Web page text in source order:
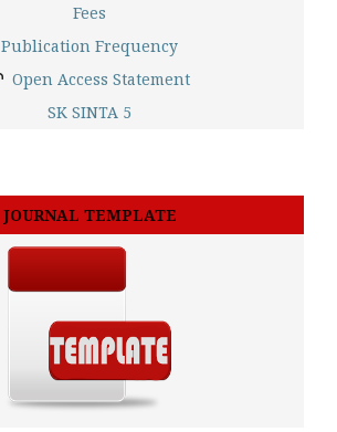
Fees
Publication Frequency
Open Access Statement
SK SINTA 5
JOURNAL TEMPLATE